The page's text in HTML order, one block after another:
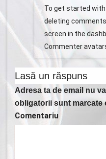
To get started with
deleting
screen in the
Commenter
Lasă un răspuns
Adresa ta de email nu
obligatorii sunt marcate
Comentariu